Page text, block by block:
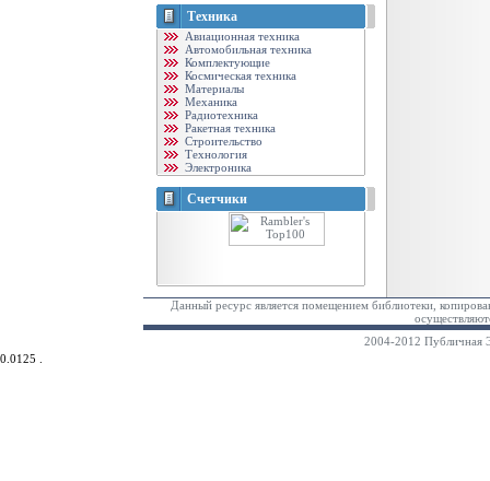
Техника
Авиационная техника
Автомобильная техника
Комплектующие
Космическая техника
Материалы
Механика
Радиотехника
Ракетная техника
Строительство
Технология
Электроника
Счетчики
Данный ресурс является помещением библиотеки,
2004-2012 Публичная
0.0125 .